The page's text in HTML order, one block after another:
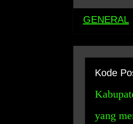
GENERAL
Kode
yang